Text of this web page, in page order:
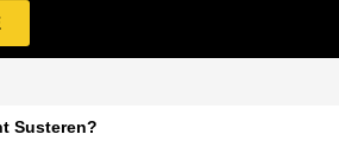
Susteren?